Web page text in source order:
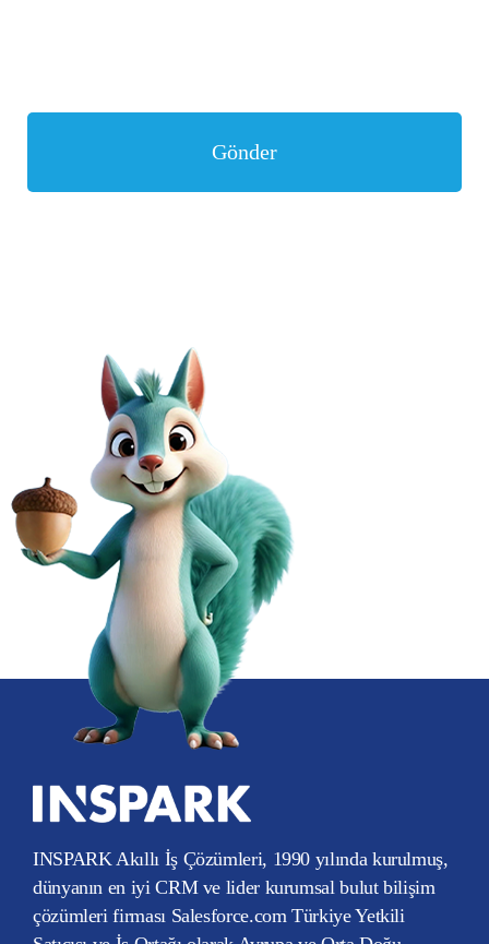
INSPARK Akıllı İş Çözümleri, 1990 yılında kurulmuş,
dünyanın en iyi CRM ve lider kurumsal bulut bilişim
çözümleri firması Salesforce.com Türkiye Yetkili